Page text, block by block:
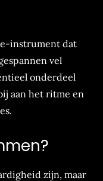
instrument dat
vel
onderdeel
aan het ritme en
zijn, maar